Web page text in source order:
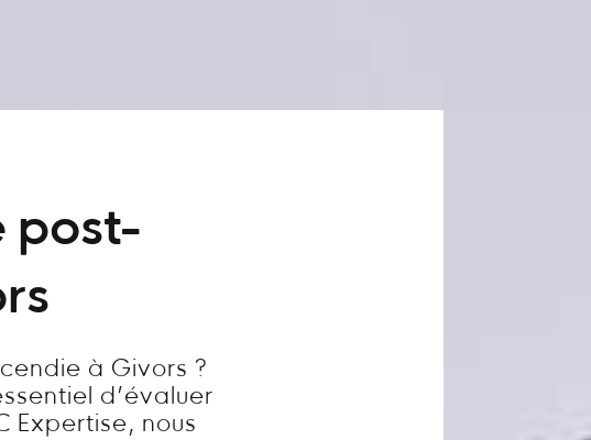
post-
à Givors ?
d’évaluer
Expertise, nous